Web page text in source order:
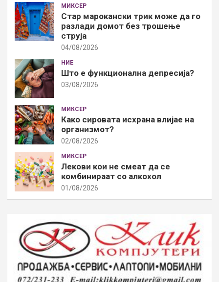
МИКСЕР
Стар марокански трик може да го
разлади домот без трошење
струја
04/08/2026
НИЕ
Што е функционална депресија?
03/08/2026
МИКСЕР
Како сировата исхрана влијае на
организмот?
02/08/2026
МИКСЕР
Лекови кои не смеат да се
комбинираат со алкохол
01/08/2026